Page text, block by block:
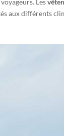
Les
aux différents